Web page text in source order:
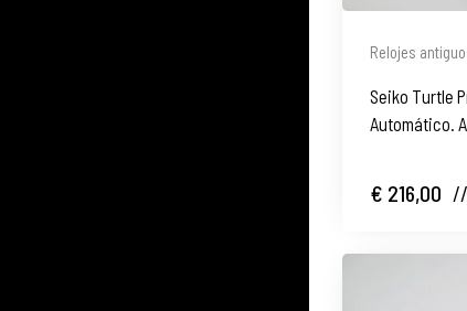
Relojes
Seiko Turtle
Automático.
€ 216,00 //